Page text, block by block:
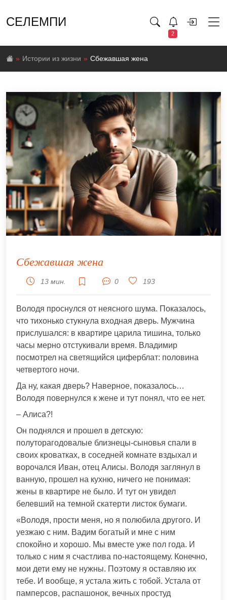
СЕЛЕМПИ
2
Истории из жизни Сбежавшая жена
Сбежавшая жена
13 мин. 0 193
Володя проснулся от неясного шума. Показалось,
что тихонько стукнула входная дверь. Мужчина
прислушался: в квартире царила тишина, только
часы мерно отстукивали время. Владимир
посмотрел на светящийся циферблат: половина
четвертого ночи.
Да ну, какая дверь? Наверное, показалось…
Володя повернулся к жене и тут понял, что ее нет.
– Алиса?!
Он поднялся и прошел в детскую:
полуторагодовалые близнецы-сыновья спали в
своих кроватках, в соседней комнате вздыхал и
ворочался Иван, отец Алисы. Володя заглянул в
ванную, прошел на кухню, ничего не понимая:
жены в квартире не было. И тут он увидел
белевший на темной скатерти листок бумаги.
«Володя, прости меня, но я полюбила другого. И
уезжаю с ним. Вадим богатый и мне с ним
спокойно и хорошо. Мы вместе уже пол года. И
только с ним я счастлива по-настоящему. Конечно,
мои дети ему не нужны. Поэтому я оставляю их
тебе. И вообще, я устала жить с тобой. Устала от
памперсов, распашонок, вечных простуд